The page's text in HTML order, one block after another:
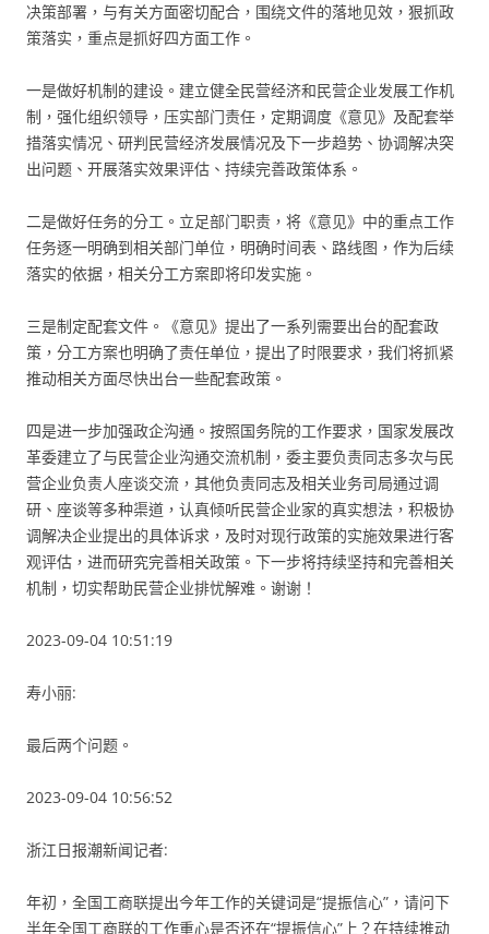
决策部署，与有关方面密切配合，围绕文件的落地见效，狠抓政
策落实，重点是抓好四方面工作。
一是做好机制的建设。建立健全民营经济和民营企业发展工作机
制，强化组织领导，压实部门责任，定期调度《意见》及配套举
措落实情况、研判民营经济发展情况及下一步趋势、协调解决突
出问题、开展落实效果评估、持续完善政策体系。
二是做好任务的分工。立足部门职责，将《意见》中的重点工作
任务逐一明确到相关部门单位，明确时间表、路线图，作为后续
落实的依据，相关分工方案即将印发实施。
三是制定配套文件。《意见》提出了一系列需要出台的配套政
策，分工方案也明确了责任单位，提出了时限要求，我们将抓紧
推动相关方面尽快出台一些配套政策。
四是进一步加强政企沟通。按照国务院的工作要求，国家发展改
革委建立了与民营企业沟通交流机制，委主要负责同志多次与民
营企业负责人座谈交流，其他负责同志及相关业务司局通过调
研、座谈等多种渠道，认真倾听民营企业家的真实想法，积极协
调解决企业提出的具体诉求，及时对现行政策的实施效果进行客
观评估，进而研究完善相关政策。下一步将持续坚持和完善相关
机制，切实帮助民营企业排忧解难。谢谢！
2023-09-04 10:51:19
寿小丽:
最后两个问题。
2023-09-04 10:56:52
浙江日报潮新闻记者:
年初，全国工商联提出今年工作的关键词是“提振信心”，请问下
半年全国工商联的工作重心是否还在“提振信心”上？在持续推动